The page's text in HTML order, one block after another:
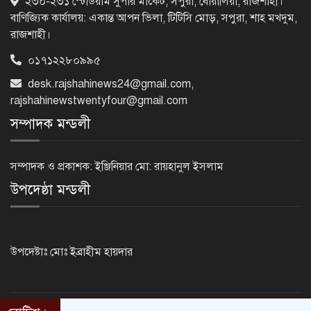
ছাড়া জুলাই গণঅভ্যুত্থানের প্রত্যাশা পূরণ
হবে না
মাদক-সন্ত্রাস প্রতিরোধে জনগণকে পাশে
থাকার আহ্বান
বাণিজ্যিক কার্যালয়: একান্ত আপন ভিলা, টিটিসি মোড়, সপুরা, শাহ মখদুম,
রাজশাহী।
০১৭১২২৮০৯৯৫
desk.rajshahinews24@gmail.com,
rajshahinewstwentyfour@gmail.com
সম্পাদক মন্ডলী
সম্পাদক ও প্রকাশক: ইঞ্জিনিয়ার মো: রায়হানুল ইসলাম
উপদেষ্ঠা মন্ডলী
উপদেষ্টাঃ মোঃ ইব্রাহীম হায়দার